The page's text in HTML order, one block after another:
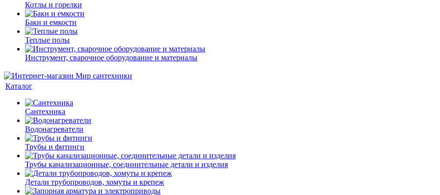
Котлы и горелки
Баки и емкости
Теплые полы
Инструмент, сварочное оборудование и материалы
Каталог
Сантехника
Водонагреватели
Трубы и фитинги
Трубы канализационные, соединительные детали и изделия
Детали трубопроводов, хомуты и крепеж